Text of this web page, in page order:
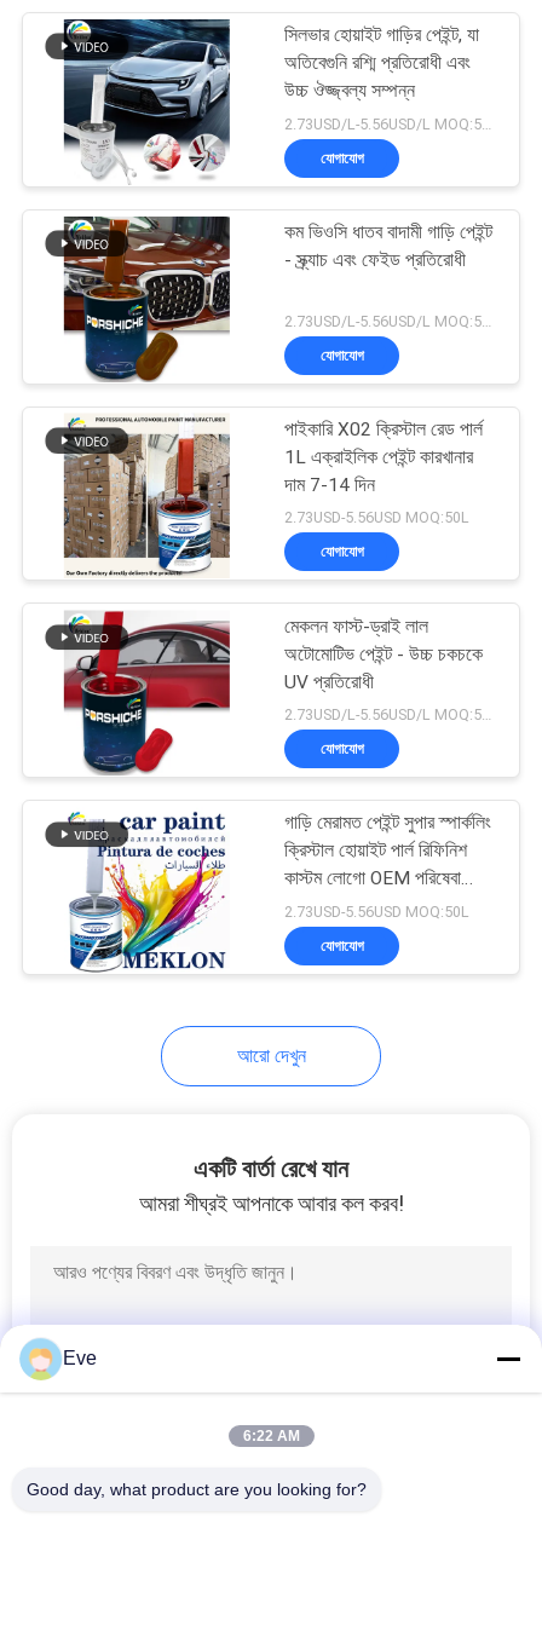
কার পেইন্ট হার্ডেনার
17
কার পেইন্ট থিনার
অটো পেইন্ট প্রাইমার
অটো ডিটেইলিং সরবরাহ
34
সিলভার হোয়াইট গাড়ির পেইন্ট, যা
অতিবেগুনি রশ্মি প্রতিরোধী এবং
উচ্চ ঔজ্জ্বল্য সম্পন্ন
যোগাযোগ
কম ভিওসি ধাতব বাদামী গাড়ি পেইন্ট
- স্ক্র্যাচ এবং ফেইড প্রতিরোধী
যোগাযোগ
পাইকারি X02 ক্রিস্টাল রেড পার্ল
1L এক্রাইলিক পেইন্ট কারখানার
দাম 7-14 দিন
2.73USD-5.56USD MOQ:50L
যোগাযোগ
মেকলন ফাস্ট-ড্রাই লাল
অটোমোটিভ পেইন্ট - উচ্চ চকচকে
UV প্রতিরোধী
2.73USD/L-5.56USD/L MOQ:50L
যোগাযোগ
গাড়ি মেরামত পেইন্ট সুপার স্পার্কলিং
ক্রিস্টাল হোয়াইট পার্ল রিফিনিশ
কাস্টম লোগো OEM পরিষেবা
RTS
2.73USD-5.56USD MOQ:50L
যোগাযোগ
আরো দেখুন
একটি বার্তা রেখে যান
আমরা শীঘ্রই আপনাকে আবার কল করব!
Eve
6:22 AM
Good day, what product are you looking for?